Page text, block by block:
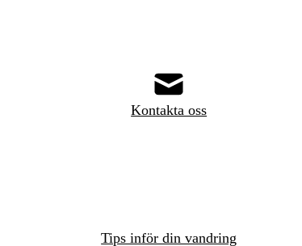
Kontakta oss
Tips inför din vandring